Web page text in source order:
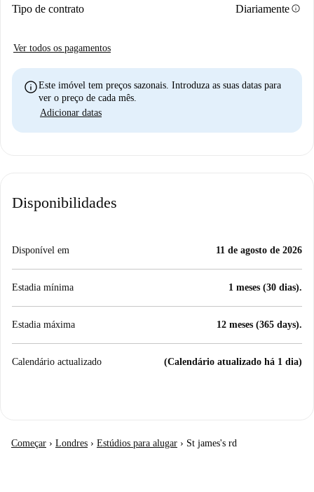
Tipo de contrato Diariamenteinfo
Ver todos os pagamentos
infoEste imóvel tem preços sazonais. Introduza as suas datas para
ver o preço de cada mês.
Adicionar datas
Disponibilidades
Disponível em 11 de agosto de 2026
Estadia mínima 1 meses (30 dias).
Estadia máxima 12 meses (365 days).
Calendário actualizado (Calendário atualizado há 1 dia)
Começar › Londres › Estúdios para alugar › St james's rd